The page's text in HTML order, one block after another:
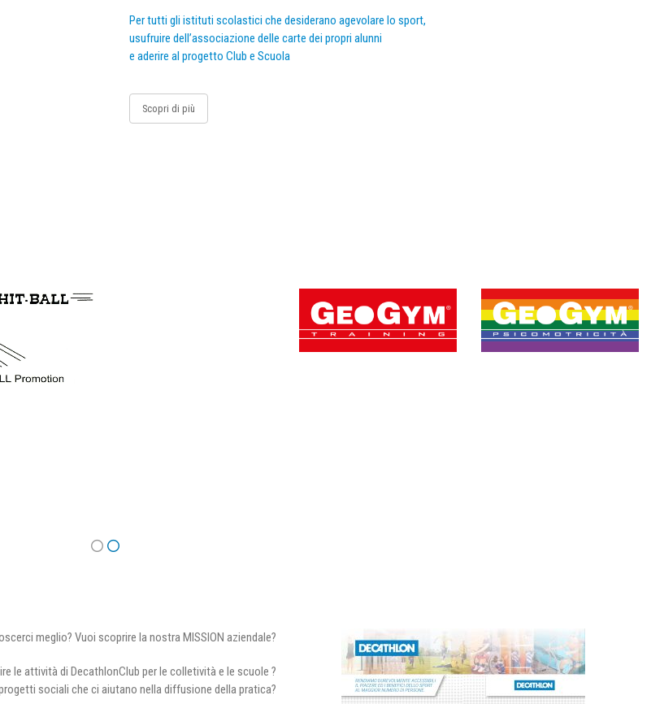
Per tutti gli istituti scolastici che desiderano agevolare lo sport,
usufruire dell’associazione delle carte dei propri alunni
e aderire al progetto Club e Scuola
Scopri di più
meglio? Vuoi scoprire la nostra MISSION aziendale?
le attività di DecathlonClub per le colletività e le scuole ?
sociali che ci aiutano nella diffusione della pratica?